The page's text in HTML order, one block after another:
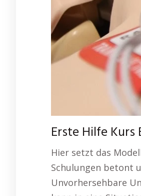
Erste Hilfe
Hier setzt das
Schulungen betont
Unvorhersehbare